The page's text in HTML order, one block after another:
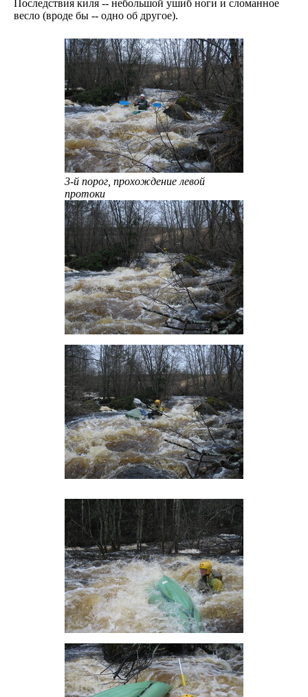
Последствия киля -- небольшой ушиб ноги и сломанное
весло (вроде бы -- одно об другое).
3-й порог, прохождение левой
протоки